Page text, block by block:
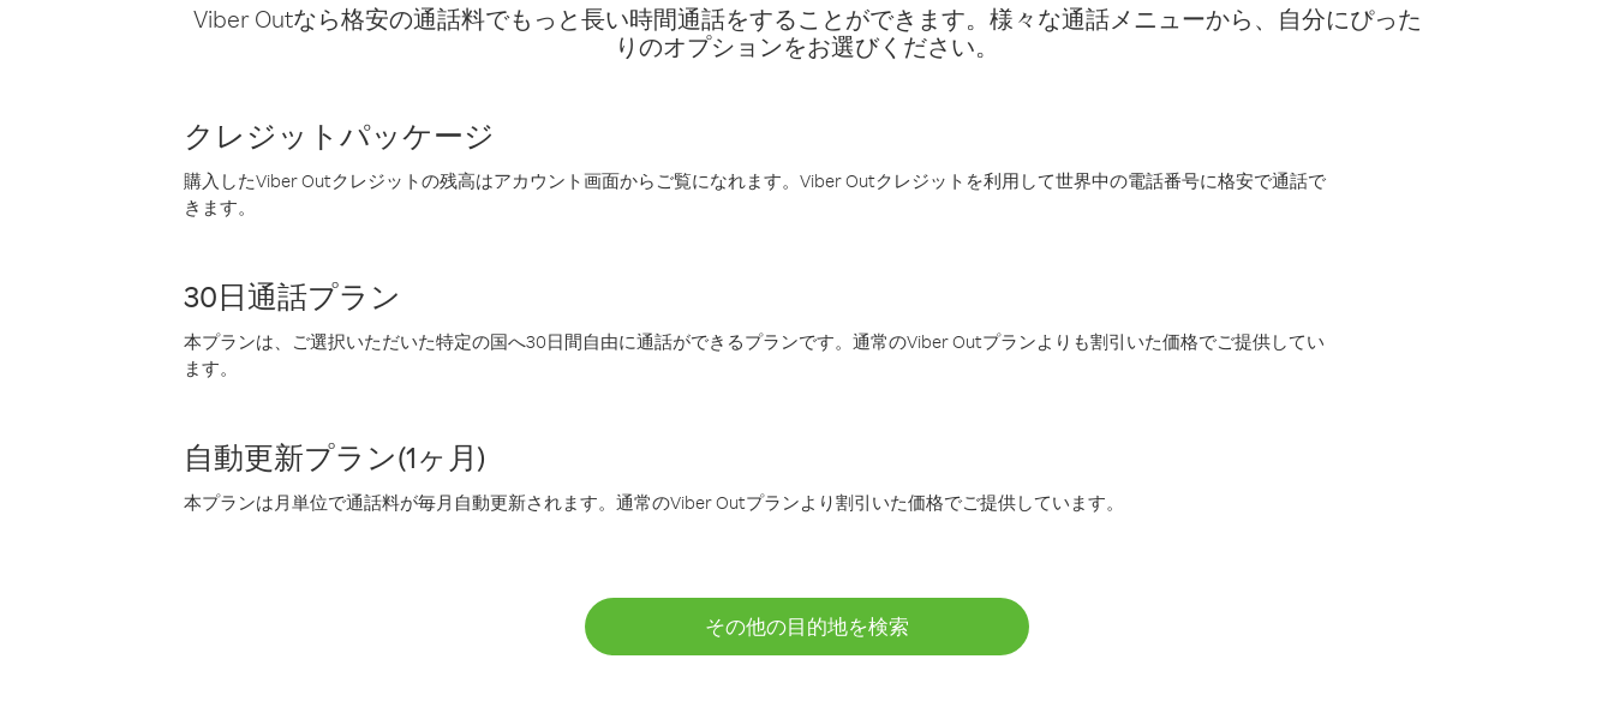
Viber Outなら格安の通話料でもっと長い時間通話をすることができます。様々な通話メニューから、自分にぴった
りのオプションをお選びください。
クレジットパッケージ
購入したViber Outクレジットの残高はアカウント画面からご覧になれます。Viber Outクレジットを利用して世界中の電話番号に格安で通話で
きます。
30日通話プラン
本プランは、ご選択いただいた特定の国へ30日間自由に通話ができるプランです。通常のViber Outプランよりも割引いた価格でご提供してい
ます。
自動更新プラン(1ヶ月)
本プランは月単位で通話料が毎月自動更新されます。通常のViber Outプランより割引いた価格でご提供しています。
その他の目的地を検索